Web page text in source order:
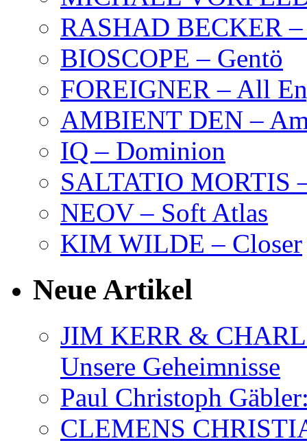
RASHAD BECKER
BIOSCOPE – Gentö
FOREIGNER – All
AMBIENT DEN –
IQ – Dominion
SALTATIO MORTIS
NEOV – Soft Atlas
KIM WILDE – Closer
Neue Artikel
JIM KERR &
Unsere Geheimnisse
Paul Christoph
CLEMENS